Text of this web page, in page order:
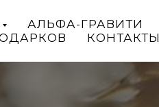
АЛЬФА-ГРАВИТИ
КОНТАКТЫ